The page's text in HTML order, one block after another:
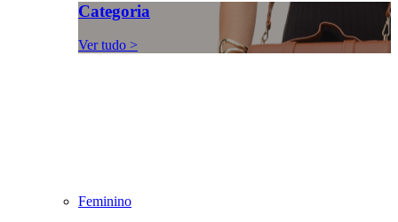
Categoria
Ver tudo >
Feminino